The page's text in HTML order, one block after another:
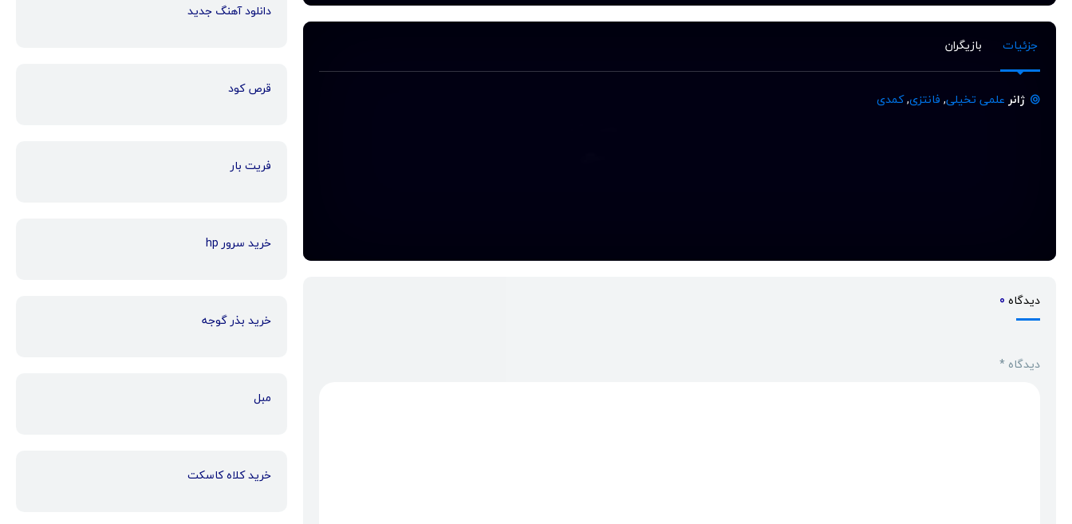
جزئیات بازیگران
ژانر علمی تخیلی, فانتزی,کمدی
دیدگاه 0
دیدگاه *
دانلود آهنگ جدید
قرص کود
فریت بار
خرید سرور hp
خرید بذر گوجه
مبل
خرید کلاه کاسکت